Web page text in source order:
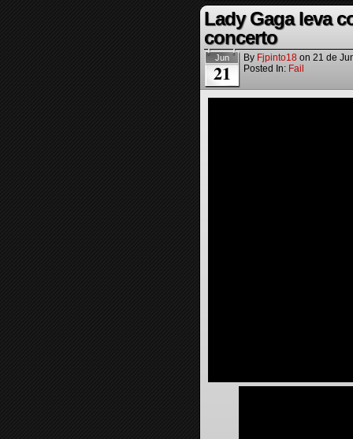
Lady Gaga leva
concerto
Jun
21
By Fjpinto18 on 21 de
Posted In: Fail